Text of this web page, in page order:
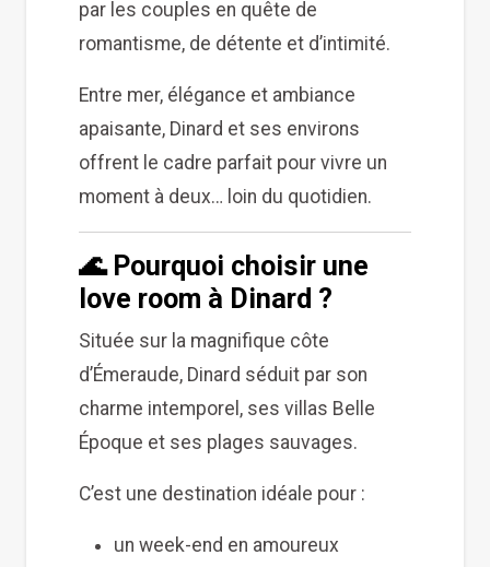
par les couples en quête de
romantisme, de détente et d’intimité.
Entre mer, élégance et ambiance
apaisante, Dinard et ses environs
offrent le cadre parfait pour vivre un
moment à deux… loin du quotidien.
🌊 Pourquoi choisir une
love room à Dinard ?
Située sur la magnifique côte
d’Émeraude, Dinard séduit par son
charme intemporel, ses villas Belle
Époque et ses plages sauvages.
C’est une destination idéale pour :
un week-end en amoureux